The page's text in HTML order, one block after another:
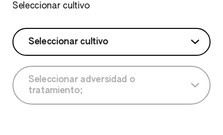
Seleccionar cultivo
Seleccionar cultivo
Seleccionar adversidad o
tratamiento;